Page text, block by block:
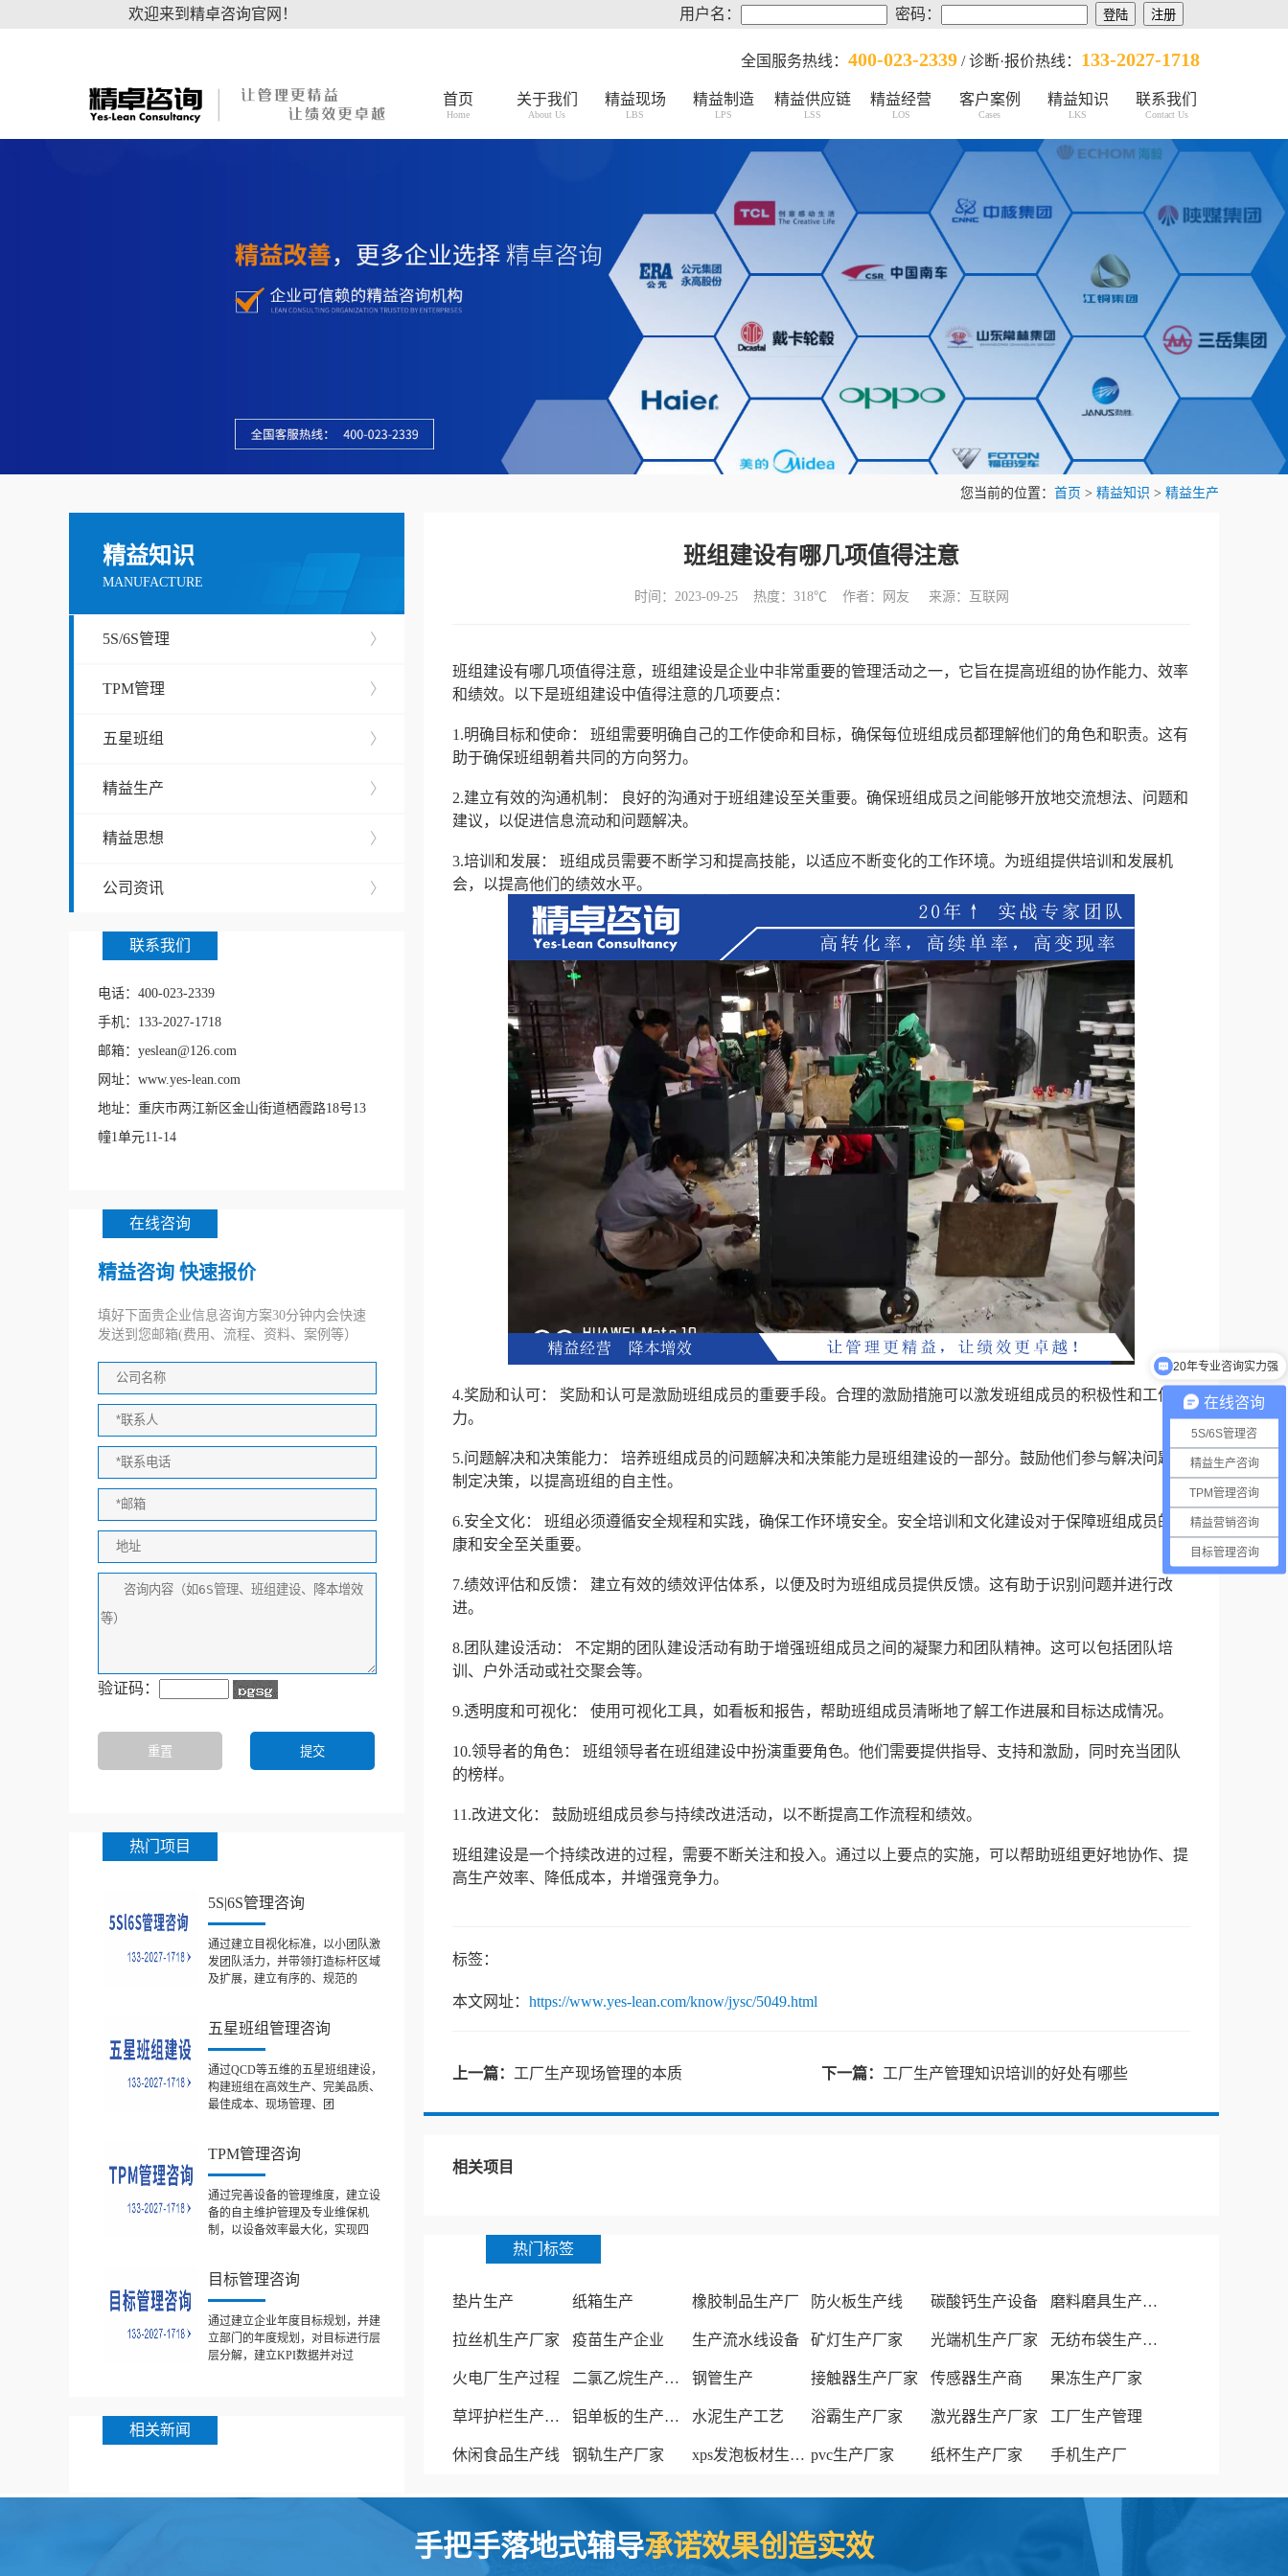
欢迎来到精卓咨询官网！ 用户名： 密码：
全国服务热线： 400-023-2339 / 诊断·报价热线： 133-2027-1718
首页
Home
关于我们
About Us
精益现场
LBS
精益制造
LPS
精益供应链
LSS
精益经营
LOS
客户案例
Cases
精益知识
LKS
联系我们
Contact Us
您当前的位置： 首页 > 精益知识 > 精益生产
精益知识
MANUFACTURE
5S/6S管理 〉
TPM管理 〉
五星班组 〉
精益生产 〉
精益思想 〉
公司资讯 〉
联系我们
电话：400-023-2339
手机：133-2027-1718
邮箱：yeslean@126.com
网址：www.yes-lean.com
地址：重庆市两江新区金山街道栖霞路18号13
幢1单元11-14
在线咨询
精益咨询 快速报价
填好下面贵企业信息咨询方案30分钟内会快速
发送到您邮箱(费用、流程、资料、案例等）
验证码：
热门项目
5S|6S管理咨询
通过建立目视化标准，以小团队激
发团队活力，并带领打造标杆区域
及扩展，建立有序的、规范的
五星班组管理咨询
通过QCD等五维的五星班组建设，
构建班组在高效生产、完美品质、
最佳成本、现场管理、团
TPM管理咨询
通过完善设备的管理维度，建立设
备的自主维护管理及专业维保机
制，以设备效率最大化，实现四
目标管理咨询
通过建立企业年度目标规划，并建
立部门的年度规划，对目标进行层
层分解，建立KPI数据并对过
相关新闻
班组建设有哪几项值得注意
时间：2023-09-25 热度： 318℃ 作者：网友 来源：互联网
班组建设有哪几项值得注意，班组建设是企业中非常重要的管理活动之一，它旨在提高班组的协作能力、效率
和绩效。以下是班组建设中值得注意的几项要点：
1.明确目标和使命： 班组需要明确自己的工作使命和目标，确保每位班组成员都理解他们的角色和职责。这有
助于确保班组朝着共同的方向努力。
2.建立有效的沟通机制： 良好的沟通对于班组建设至关重要。确保班组成员之间能够开放地交流想法、问题和
建议，以促进信息流动和问题解决。
3.培训和发展： 班组成员需要不断学习和提高技能，以适应不断变化的工作环境。为班组提供培训和发展机
会，以提高他们的绩效水平。
4.奖励和认可： 奖励和认可是激励班组成员的重要手段。合理的激励措施可以激发班组成员的积极性和工作动
力。
5.问题解决和决策能力： 培养班组成员的问题解决和决策能力是班组建设的一部分。鼓励他们参与解决问题和
制定决策，以提高班组的自主性。
6.安全文化： 班组必须遵循安全规程和实践，确保工作环境安全。安全培训和文化建设对于保障班组成员的健
康和安全至关重要。
7.绩效评估和反馈： 建立有效的绩效评估体系，以便及时为班组成员提供反馈。这有助于识别问题并进行改
进。
8.团队建设活动： 不定期的团队建设活动有助于增强班组成员之间的凝聚力和团队精神。这可以包括团队培
训、户外活动或社交聚会等。
9.透明度和可视化： 使用可视化工具，如看板和报告，帮助班组成员清晰地了解工作进展和目标达成情况。
10.领导者的角色： 班组领导者在班组建设中扮演重要角色。他们需要提供指导、支持和激励，同时充当团队
的榜样。
11.改进文化： 鼓励班组成员参与持续改进活动，以不断提高工作流程和绩效。
班组建设是一个持续改进的过程，需要不断关注和投入。通过以上要点的实施，可以帮助班组更好地协作、提
高生产效率、降低成本，并增强竞争力。
标签：
本文网址： https://www.yes-lean.com/know/jysc/5049.html
上一篇： 工厂生产现场管理的本质 下一篇： 工厂生产管理知识培训的好处有哪些
相关项目
热门标签
垫片生产 纸箱生产 橡胶制品生产厂 防火板生产线 碳酸钙生产设备 磨料磨具生产厂家
拉丝机生产厂家 疫苗生产企业 生产流水线设备 矿灯生产厂家 光端机生产厂家 无纺布袋生产厂家
火电厂生产过程 二氯乙烷生产厂家 钢管生产 接触器生产厂家 传感器生产商 果冻生产厂家
草坪护栏生产厂家 铝单板的生产厂家 水泥生产工艺 浴霸生产厂家 激光器生产厂家 工厂生产管理
休闲食品生产线 钢轨生产厂家 xps发泡板材生产线 pvc生产厂家 纸杯生产厂家 手机生产厂
手把手落地式辅导承诺效果创造实效
在线咨询
5S/6S管理咨
精益生产咨询
TPM管理咨询
精益营销咨询
目标管理咨询
20年专业咨询实力强